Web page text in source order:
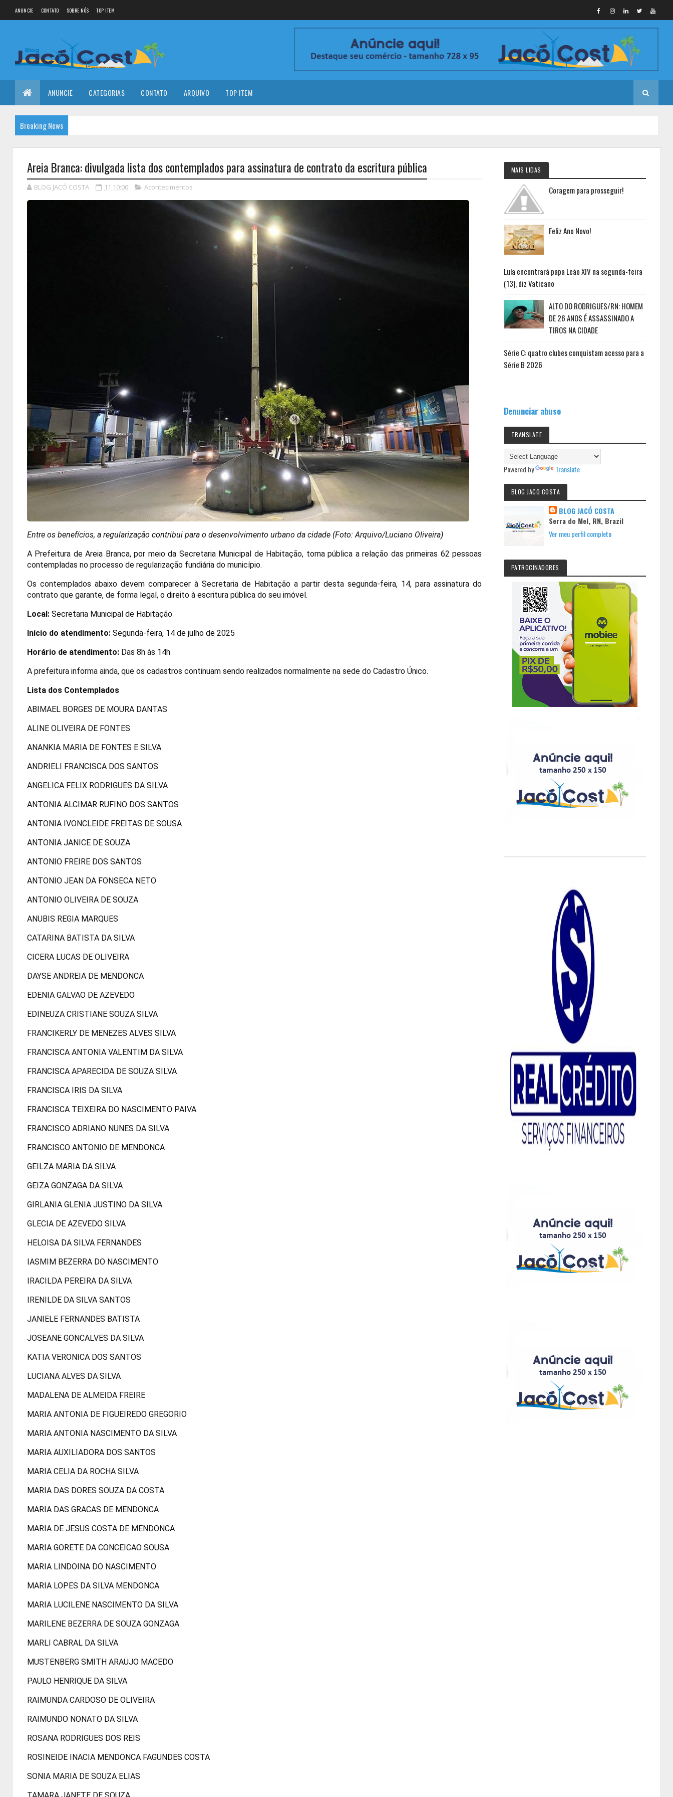
ANUNCIE CONTATO SOBRE NÓS TOP ITEM
ANUNCIE CATEGORIAS CONTATO ARQUIVO TOP ITEM
Breaking News
Areia Branca: divulgada lista dos contemplados para assinatura de contrato da escritura pública
BLOG JACÓ COSTA 11:10:00 Acontecimentos
Entre os benefícios, a regularização contribui para o desenvolvimento urbano da cidade (Foto: Arquivo/Luciano Oliveira)
A Prefeitura de Areia Branca, por meio da Secretaria Municipal de Habitação, torna pública a relação das primeiras 62 pessoas
contempladas no processo de regularização fundiária do município.
Os contemplados abaixo devem comparecer à Secretaria de Habitação a partir desta segunda-feira, 14, para assinatura do
contrato que garante, de forma legal, o direito à escritura pública do seu imóvel.
Local: Secretaria Municipal de Habitação
Início do atendimento: Segunda-feira, 14 de julho de 2025
Horário de atendimento: Das 8h às 14h
A prefeitura informa ainda, que os cadastros continuam sendo realizados normalmente na sede do Cadastro Único.
Lista dos Contemplados
ABIMAEL BORGES DE MOURA DANTAS
ALINE OLIVEIRA DE FONTES
ANANKIA MARIA DE FONTES E SILVA
ANDRIELI FRANCISCA DOS SANTOS
ANGELICA FELIX RODRIGUES DA SILVA
ANTONIA ALCIMAR RUFINO DOS SANTOS
ANTONIA IVONCLEIDE FREITAS DE SOUSA
ANTONIA JANICE DE SOUZA
ANTONIO FREIRE DOS SANTOS
ANTONIO JEAN DA FONSECA NETO
ANTONIO OLIVEIRA DE SOUZA
ANUBIS REGIA MARQUES
CATARINA BATISTA DA SILVA
CICERA LUCAS DE OLIVEIRA
DAYSE ANDREIA DE MENDONCA
EDENIA GALVAO DE AZEVEDO
EDINEUZA CRISTIANE SOUZA SILVA
FRANCIKERLY DE MENEZES ALVES SILVA
FRANCISCA ANTONIA VALENTIM DA SILVA
FRANCISCA APARECIDA DE SOUZA SILVA
FRANCISCA IRIS DA SILVA
FRANCISCA TEIXEIRA DO NASCIMENTO PAIVA
FRANCISCO ADRIANO NUNES DA SILVA
FRANCISCO ANTONIO DE MENDONCA
GEILZA MARIA DA SILVA
GEIZA GONZAGA DA SILVA
GIRLANIA GLENIA JUSTINO DA SILVA
GLECIA DE AZEVEDO SILVA
HELOISA DA SILVA FERNANDES
IASMIM BEZERRA DO NASCIMENTO
IRACILDA PEREIRA DA SILVA
IRENILDE DA SILVA SANTOS
JANIELE FERNANDES BATISTA
JOSEANE GONCALVES DA SILVA
KATIA VERONICA DOS SANTOS
LUCIANA ALVES DA SILVA
MADALENA DE ALMEIDA FREIRE
MARIA ANTONIA DE FIGUEIREDO GREGORIO
MARIA ANTONIA NASCIMENTO DA SILVA
MARIA AUXILIADORA DOS SANTOS
MARIA CELIA DA ROCHA SILVA
MARIA DAS DORES SOUZA DA COSTA
MARIA DAS GRACAS DE MENDONCA
MARIA DE JESUS COSTA DE MENDONCA
MARIA GORETE DA CONCEICAO SOUSA
MARIA LINDOINA DO NASCIMENTO
MARIA LOPES DA SILVA MENDONCA
MARIA LUCILENE NASCIMENTO DA SILVA
MARILENE BEZERRA DE SOUZA GONZAGA
MARLI CABRAL DA SILVA
MUSTENBERG SMITH ARAUJO MACEDO
PAULO HENRIQUE DA SILVA
RAIMUNDA CARDOSO DE OLIVEIRA
RAIMUNDO NONATO DA SILVA
ROSANA RODRIGUES DOS REIS
ROSINEIDE INACIA MENDONCA FAGUNDES COSTA
SONIA MARIA DE SOUZA ELIAS
MAIS LIDAS
Coragem para prosseguir!
Feliz Ano Novo!
Lula encontrará papa Leão XIV na segunda-feira
(13), diz Vaticano
ALTO DO RODRIGUES/RN: HOMEM
DE 26 ANOS É ASSASSINADO A
TIROS NA CIDADE
Série C: quatro clubes conquistam acesso para a
Série B 2026
Denunciar abuso
TRANSLATE
Powered by Translate
BLOG JACO COSTA
BLOG JACÓ COSTA
Serra do Mel, RN, Brazil
Ver meu perfil completo
PATROCINADORES